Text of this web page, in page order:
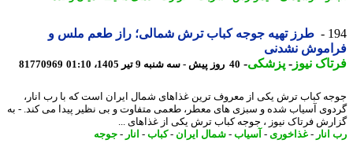
طرز تهیه جوجه کباب ترش شمالی؛ راز طعم ملس و
نشدنی
نیوز-پزشکی-40 روز پیش - سه شنبه 9 تیر 1405، 01:10 81770969
کباب ترش یکی از معروف ترین غذاهای شمال ایران است که با رب انار،
آسیاب شده و سبزی های معطر، طعمی متفاوت و بی نظیر پیدا می کند. - به
فرتاک نیوز ، جوجه کباب ترش یکی از غذاهای ...
- غذاخوری- آسیاب-شمال ایران - کباب-انار- جوجه